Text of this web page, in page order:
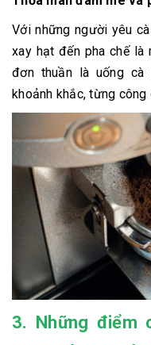
Với những người yêu
xay hạt đến pha chế là
đơn thuần là uống
khoảnh khắc, từng
3. Những điểm